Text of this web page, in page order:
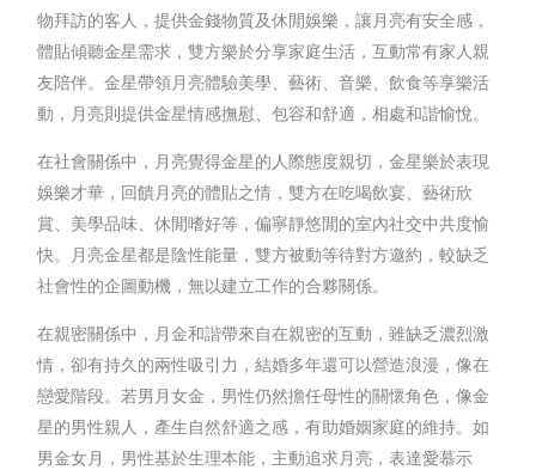
物拜訪的客人，提供金錢物質及休閒娛樂，讓月亮有安全感，
體貼傾聽金星需求，雙方樂於分享家庭生活，互動常有家人親
友陪伴。金星帶領月亮體驗美學、藝術、音樂、飲食等享樂活
動，月亮則提供金星情感撫慰、包容和舒適，相處和諧愉悅。
在社會關係中，月亮覺得金星的人際態度親切，金星樂於表現
娛樂才華，回饋月亮的體貼之情，雙方在吃喝飲宴、藝術欣
賞、美學品味、休閒嗜好等，偏寧靜悠閒的室內社交中共度愉
快。月亮金星都是陰性能量，雙方被動等待對方邀約，較缺乏
社會性的企圖動機，無以建立工作的合夥關係。
在親密關係中，月金和諧帶來自在親密的互動，雖缺乏濃烈激
情，卻有持久的兩性吸引力，結婚多年還可以營造浪漫，像在
戀愛階段。若男月女金，男性仍然擔任母性的關懷角色，像金
星的男性親人，產生自然舒適之感，有助婚姻家庭的維持。如
男金女月，男性基於生理本能，主動追求月亮，表達愛慕示